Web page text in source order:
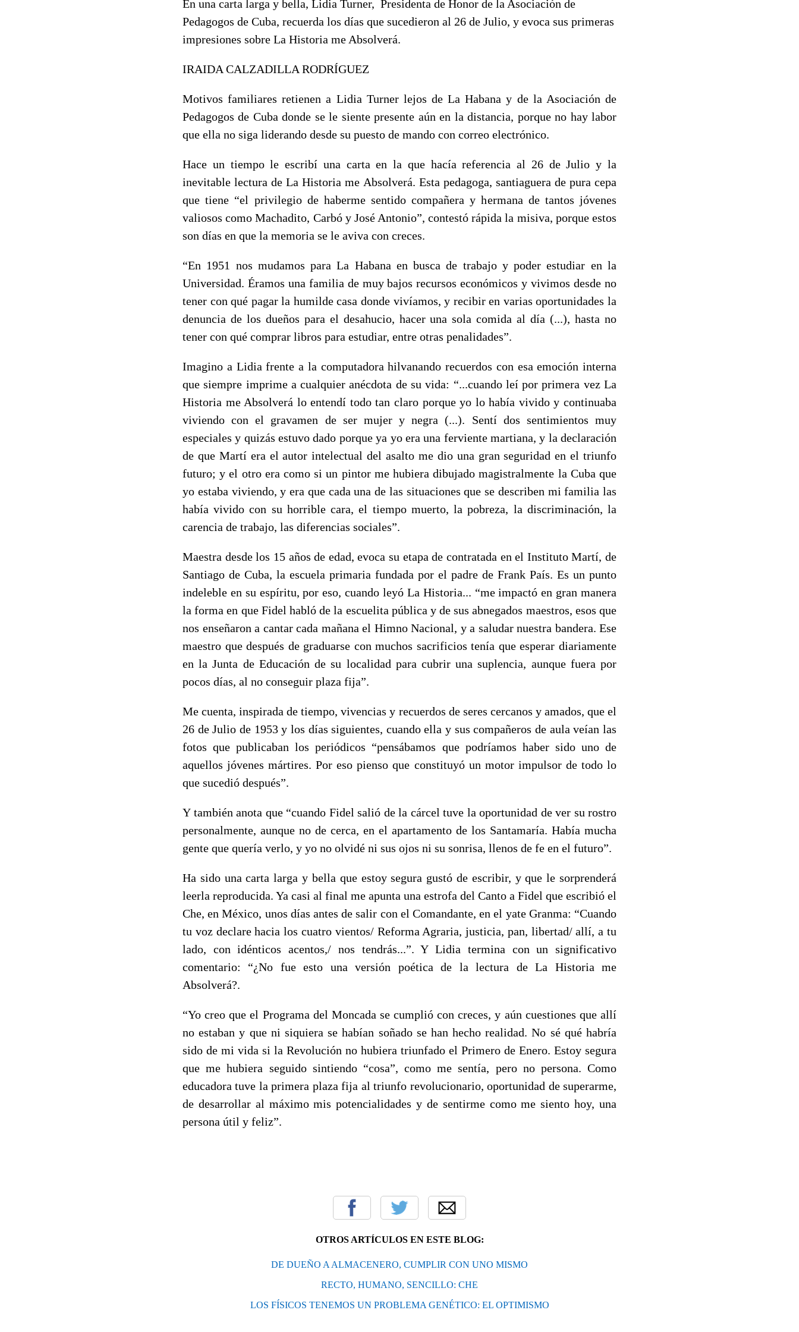
En una carta larga y bella, Lidia Turner, Presidenta de Honor de la Asociación de
Pedagogos de Cuba, recuerda los días que sucedieron al 26 de Julio, y evoca sus primeras
impresiones sobre La Historia me Absolverá.
IRAIDA CALZADILLA RODRÍGUEZ
Motivos familiares retienen a Lidia Turner lejos de La Habana y de la Asociación de
Pedagogos de Cuba donde se le siente presente aún en la distancia, porque no hay labor
que ella no siga liderando desde su puesto de mando con correo electrónico.
Hace un tiempo le escribí una carta en la que hacía referencia al 26 de Julio y la
inevitable lectura de La Historia me Absolverá. Esta pedagoga, santiaguera de pura cepa
que tiene “el privilegio de haberme sentido compañera y hermana de tantos jóvenes
valiosos como Machadito, Carbó y José Antonio”, contestó rápida la misiva, porque estos
son días en que la memoria se le aviva con creces.
“En 1951 nos mudamos para La Habana en busca de trabajo y poder estudiar en la
Universidad. Éramos una familia de muy bajos recursos económicos y vivimos desde no
tener con qué pagar la humilde casa donde vivíamos, y recibir en varias oportunidades la
denuncia de los dueños para el desahucio, hacer una sola comida al día (...), hasta no
tener con qué comprar libros para estudiar, entre otras penalidades”.
Imagino a Lidia frente a la computadora hilvanando recuerdos con esa emoción interna
que siempre imprime a cualquier anécdota de su vida: “...cuando leí por primera vez La
Historia me Absolverá lo entendí todo tan claro porque yo lo había vivido y continuaba
viviendo con el gravamen de ser mujer y negra (...). Sentí dos sentimientos muy
especiales y quizás estuvo dado porque ya yo era una ferviente martiana, y la declaración
de que Martí era el autor intelectual del asalto me dio una gran seguridad en el triunfo
futuro; y el otro era como si un pintor me hubiera dibujado magistralmente la Cuba que
yo estaba viviendo, y era que cada una de las situaciones que se describen mi familia las
había vivido con su horrible cara, el tiempo muerto, la pobreza, la discriminación, la
carencia de trabajo, las diferencias sociales”.
Maestra desde los 15 años de edad, evoca su etapa de contratada en el Instituto Martí, de
Santiago de Cuba, la escuela primaria fundada por el padre de Frank País. Es un punto
indeleble en su espíritu, por eso, cuando leyó La Historia... “me impactó en gran manera
la forma en que Fidel habló de la escuelita pública y de sus abnegados maestros, esos que
nos enseñaron a cantar cada mañana el Himno Nacional, y a saludar nuestra bandera. Ese
maestro que después de graduarse con muchos sacrificios tenía que esperar diariamente
en la Junta de Educación de su localidad para cubrir una suplencia, aunque fuera por
pocos días, al no conseguir plaza fija”.
Me cuenta, inspirada de tiempo, vivencias y recuerdos de seres cercanos y amados, que el
26 de Julio de 1953 y los días siguientes, cuando ella y sus compañeros de aula veían las
fotos que publicaban los periódicos “pensábamos que podríamos haber sido uno de
aquellos jóvenes mártires. Por eso pienso que constituyó un motor impulsor de todo lo
que sucedió después”.
Y también anota que “cuando Fidel salió de la cárcel tuve la oportunidad de ver su rostro
personalmente, aunque no de cerca, en el apartamento de los Santamaría. Había mucha
gente que quería verlo, y yo no olvidé ni sus ojos ni su sonrisa, llenos de fe en el futuro”.
Ha sido una carta larga y bella que estoy segura gustó de escribir, y que le sorprenderá
leerla reproducida. Ya casi al final me apunta una estrofa del Canto a Fidel que escribió el
Che, en México, unos días antes de salir con el Comandante, en el yate Granma: “Cuando
tu voz declare hacia los cuatro vientos/ Reforma Agraria, justicia, pan, libertad/ allí, a tu
lado, con idénticos acentos,/ nos tendrás...”. Y Lidia termina con un significativo
comentario: “¿No fue esto una versión poética de la lectura de La Historia me
Absolverá?.
“Yo creo que el Programa del Moncada se cumplió con creces, y aún cuestiones que allí
no estaban y que ni siquiera se habían soñado se han hecho realidad. No sé qué habría
sido de mi vida si la Revolución no hubiera triunfado el Primero de Enero. Estoy segura
que me hubiera seguido sintiendo “cosa”, como me sentía, pero no persona. Como
educadora tuve la primera plaza fija al triunfo revolucionario, oportunidad de superarme,
de desarrollar al máximo mis potencialidades y de sentirme como me siento hoy, una
persona útil y feliz”.
OTROS ARTÍCULOS EN ESTE BLOG:
DE DUEÑO A ALMACENERO, CUMPLIR CON UNO MISMO
RECTO, HUMANO, SENCILLO: CHE
LOS FÍSICOS TENEMOS UN PROBLEMA GENÉTICO: EL OPTIMISMO